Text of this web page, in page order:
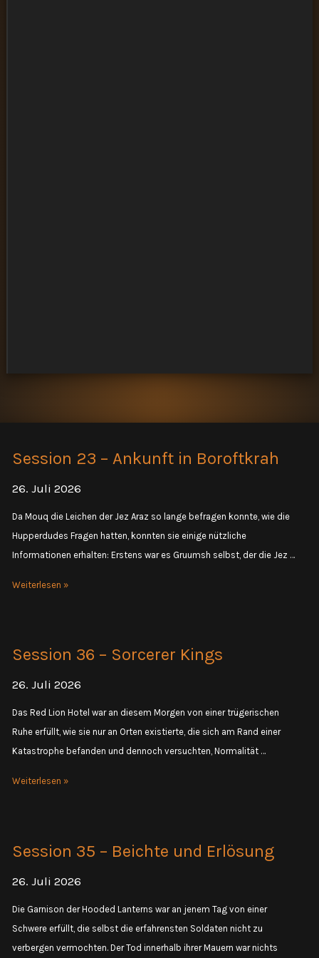
Session 23 – Ankunft in Boroftkrah
26. Juli 2026
Da Mouq die Leichen der Jez Araz so lange befragen konnte, wie die
Hupperdudes Fragen hatten, konnten sie einige nützliche
Informationen erhalten: Erstens war es Gruumsh selbst, der die Jez …
Session
in
Boroftkrah
Weiterlesen »
Session 36 – Sorcerer Kings
26. Juli 2026
Das Red Lion Hotel war an diesem Morgen von einer trügerischen
Ruhe erfüllt, wie sie nur an Orten existierte, die sich am Rand einer
Katastrophe befanden und dennoch versuchten, Normalität …
Session
Kings
Weiterlesen »
Session 35 – Beichte und Erlösung
26. Juli 2026
Die Garnison der Hooded Lanterns war an jenem Tag von einer
Schwere erfüllt, die selbst die erfahrensten Soldaten nicht zu
verbergen vermochten. Der Tod innerhalb ihrer Mauern war nichts